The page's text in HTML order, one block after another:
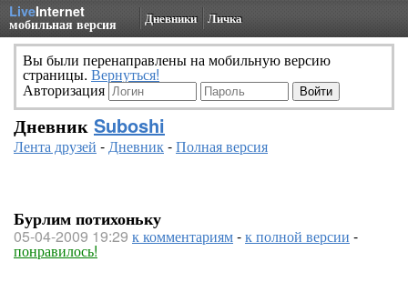
LiveInternet
мобильная версия Дневники Личка
Вы были перенаправлены на мобильную версию
страницы. Вернуться!
Авторизация
Дневник Suboshi
Лента друзей -Дневник-Полная версия
Бурлим потихоньку
05-04-2009 19:29 к комментариям-к полной версии -
понравилось!